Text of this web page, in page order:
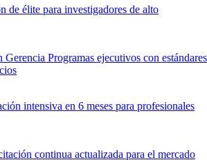
de élite para investigadores de alto
Gerencia Programas ejecutivos con estándares
intensiva en 6 meses para profesionales
continua actualizada para el mercado